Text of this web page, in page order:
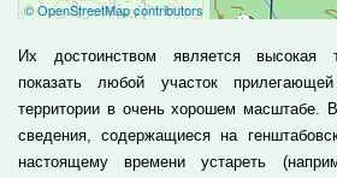
Их достоинством является высокая
показать любой участок
территории в очень хорошем масштабе.
сведения, содержащиеся на
настоящему времени устареть